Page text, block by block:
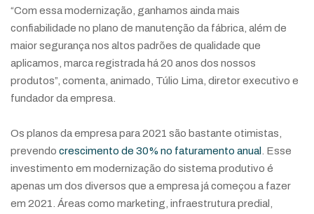
“Com essa modernização, ganhamos ainda mais
confiabilidade no plano de manutenção da fábrica, além de
maior segurança nos altos padrões de qualidade que
aplicamos, marca registrada há 20 anos dos nossos
produtos”, comenta, animado, Túlio Lima, diretor executivo e
fundador da empresa.
Os planos da empresa para 2021 são bastante otimistas,
prevendo crescimento de 30% no faturamento anual . Esse
investimento em modernização do sistema produtivo é
apenas um dos diversos que a empresa já começou a fazer
em 2021. Áreas como marketing, infraestrutura predial,